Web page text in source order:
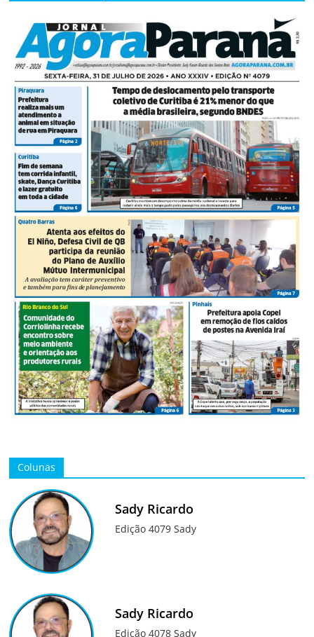
Colunas
Sady Ricardo
Edição 4079 Sady
Sady Ricardo
Edição 4078 Sady